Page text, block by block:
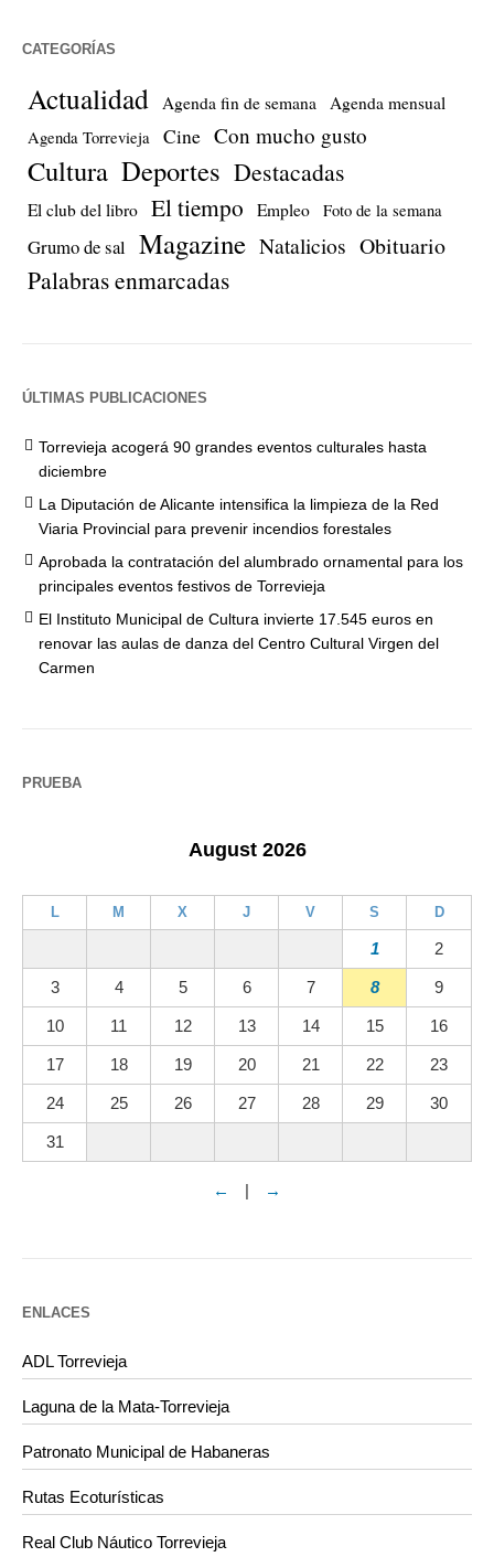
CATEGORÍAS
Actualidad Agenda fin de semana Agenda mensual
Agenda Torrevieja Cine Con mucho gusto
Cultura Deportes Destacadas
El club del libro El tiempo Empleo Foto de la semana
Grumo de sal Magazine Natalicios Obituario
Palabras enmarcadas
ÚLTIMAS PUBLICACIONES
Torrevieja acogerá 90 grandes eventos culturales hasta
diciembre
La Diputación de Alicante intensifica la limpieza de la Red
Viaria Provincial para prevenir incendios forestales
Aprobada la contratación del alumbrado ornamental para los
principales eventos festivos de Torrevieja
El Instituto Municipal de Cultura invierte 17.545 euros en
renovar las aulas de danza del Centro Cultural Virgen del
Carmen
PRUEBA
August 2026
L M X J V S D
1 2
3 4 5 6 7 8 9
10 11 12 13 14 15 16
17 18 19 20 21 22 23
24 25 26 27 28 29 30
31
← | →
ENLACES
ADL Torrevieja
Laguna de la Mata-Torrevieja
Patronato Municipal de Habaneras
Rutas Ecoturísticas
Real Club Náutico Torrevieja